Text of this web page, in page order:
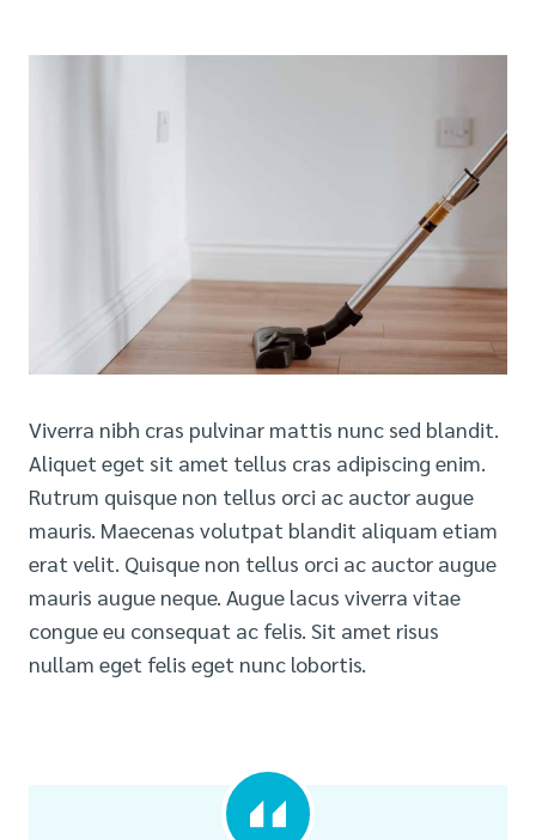
Viverra nibh cras pulvinar mattis nunc sed blandit.
Aliquet eget sit amet tellus cras adipiscing enim.
Rutrum quisque non tellus orci ac auctor augue
mauris. Maecenas volutpat blandit aliquam etiam
erat velit. Quisque non tellus orci ac auctor augue
mauris augue neque. Augue lacus viverra vitae
congue eu consequat ac felis. Sit amet risus
nullam eget felis eget nunc lobortis.